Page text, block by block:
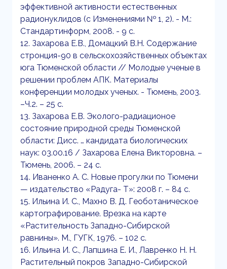
эффективной активности естественных
радионуклидов (с Изменениями № 1, 2). - М.:
Стандартинформ, 2008. - 9 с.
12. Захарова Е.В., Домацкий В.Н. Содержание
стронция-90 в сельскохозяйственных объектах
юга Тюменской области // Молодые ученые в
решении проблем АПК. Материалы
конференции молодых ученых. - Тюмень, 2003.
–Ч.2. – 25 с.
13. Захарова Е.В. Эколого-радиационое
состояние природной среды Тюменской
области: Дисс. … кандидата биологических
наук: 03.00.16 / Захарова Елена Викторовна. –
Тюмень, 2006. – 24 с.
14. Иваненко А. С. Новые прогулки по Тюмени
— издательство «Радуга- Т»: 2008 г. – 84 с.
15. Ильина И. С., Махно В. Д. Геоботаническое
картографирование. Врезка на карте
«Растительность Западно-Сибирской
равнины». М., ГУГК, 1976. – 102 с.
16. Ильина И. С., Лапшина Е. И., Лавренко Н. Н.
Растительный покров Западно-Сибирской